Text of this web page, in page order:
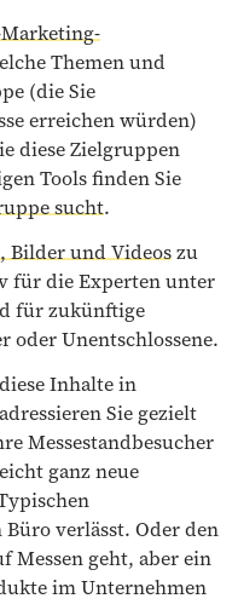
Themen und
(die Sie
erreichen würden)
diese Zielgruppen
Tools finden Sie
sucht.
Bilder und Videoszu
für die Experten unter
für zukünftige
oder Unentschlossene.
Inhalte in
Sie gezielt
Messestandbesucher
ganz neue
verlässt. Oder den
Messen geht, aber ein
im Unternehmen